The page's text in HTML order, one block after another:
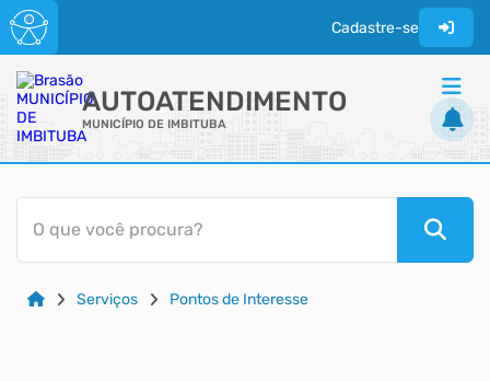
Cadastre-se
AUTOATENDIMENTO
MUNICÍPIO DE IMBITUBA
ACESSO RÁPIDO
Acessibilidade
Transparência
O que você procura?
Serviços Pontos de Interesse